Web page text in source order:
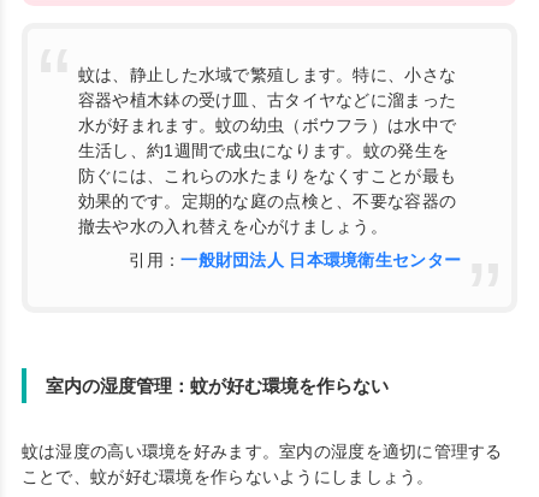
蚊は、静止した水域で繁殖します。特に、小さな
容器や植木鉢の受け皿、古タイヤなどに溜まった
水が好まれます。蚊の幼虫（ボウフラ）は水中で
生活し、約1週間で成虫になります。蚊の発生を
防ぐには、これらの水たまりをなくすことが最も
効果的です。定期的な庭の点検と、不要な容器の
撤去や水の入れ替えを心がけましょう。
引用：一般財団法人 日本環境衛生センター
室内の湿度管理：蚊が好む環境を作らない
蚊は湿度の高い環境を好みます。室内の湿度を適切に管理する
ことで、蚊が好む環境を作らないようにしましょう。